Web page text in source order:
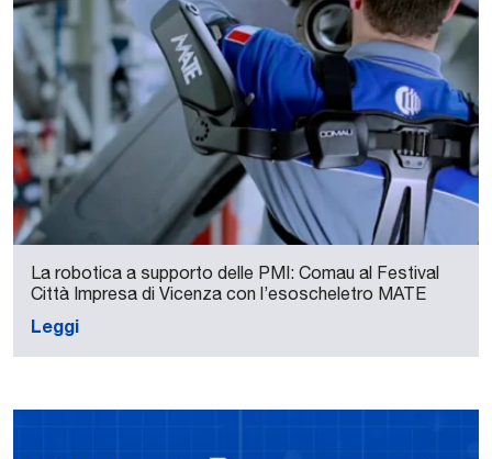
La robotica a supporto delle PMI: Comau al Festival
Città Impresa di Vicenza con l’esoscheletro MATE
Leggi